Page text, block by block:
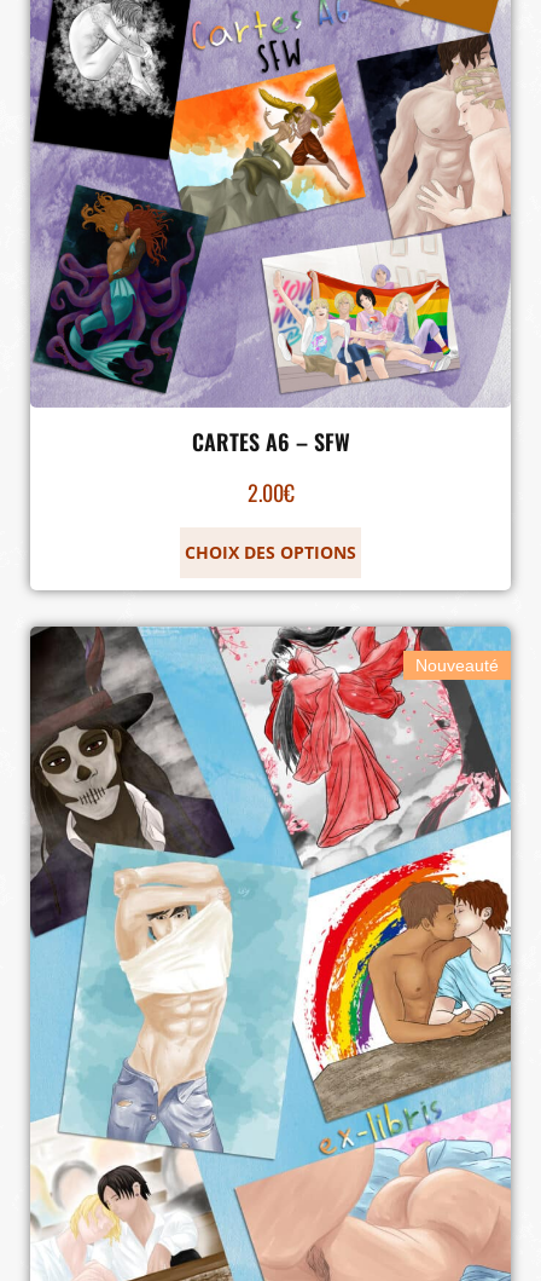
CARTES A6 – SFW
2.00€
CHOIX DES OPTIONS
Nouveauté